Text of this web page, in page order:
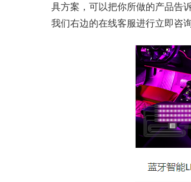
具方案，可以把你所做的产品告
我们右边的在线客服进行立即咨询